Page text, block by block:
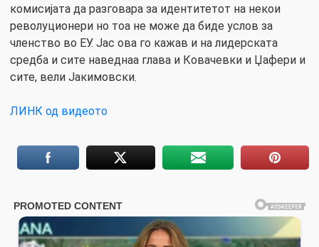
комисијата да разговара за идентитетот на некои
револуционери но тоа не може да биде услов за
членство во ЕУ. Јас ова го кажав и на лидерската
средба и сите наведнаа глава и Ковачевки и Џафери и
сите, вели Јакимовски.
ЛИНК од видеото